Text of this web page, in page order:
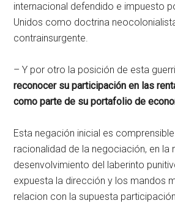
internacional defendido e impuesto
Unidos como doctrina
contrainsurgente.
– Y por otro la posición de esta
reconocer su participación en las
como parte de su portafolio de
Esta negación inicial es
racionalidad de la negociación, en la
desenvolvimiento del laberinto
expuesta la dirección y los mandos
relacion con la supuesta